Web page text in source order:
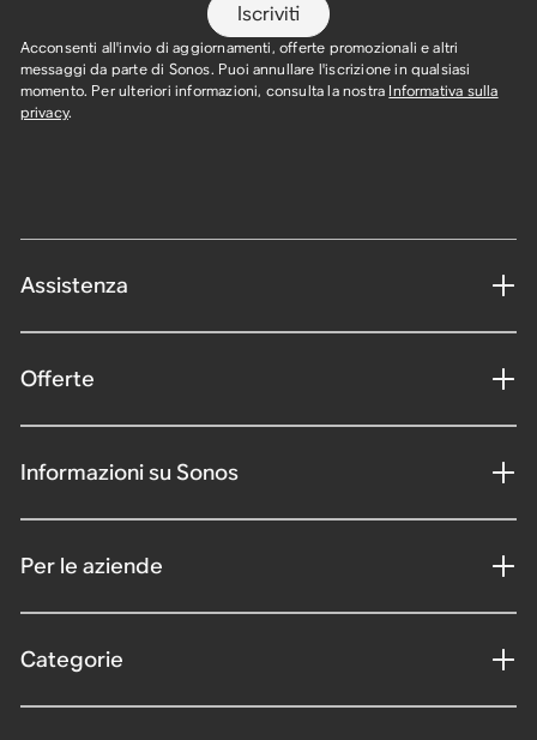
Iscriviti
Acconsenti all'invio di aggiornamenti, offerte promozionali e altri
messaggi da parte di Sonos. Puoi annullare l'iscrizione in qualsiasi
momento. Per ulteriori informazioni, consulta la nostra Informativa sulla
privacy.
Assistenza
Offerte
Informazioni su Sonos
Per le aziende
Categorie